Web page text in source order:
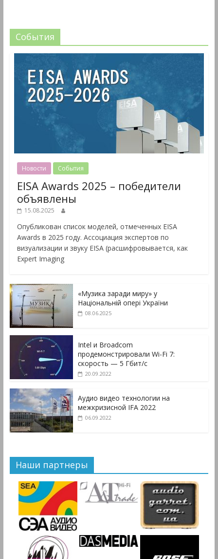
События
Новости События
EISA Awards 2025 – победители
объявлены
15.08.2025
Опубликован список моделей, отмеченных EISA
Awards в 2025 году. Ассоциация экспертов по
визуализации и звуку EISA (расшифровывается, как
Expert Imaging
«Музика заради миру» у
Національній опері України
08.06.2025
Intel и Broadcom
продемонстрировали Wi-Fi 7:
скорость — 5 Гбит/с
20.09.2022
Аудио видео технологии на
межкризисной IFA 2022
06.09.2022
Наши партнеры